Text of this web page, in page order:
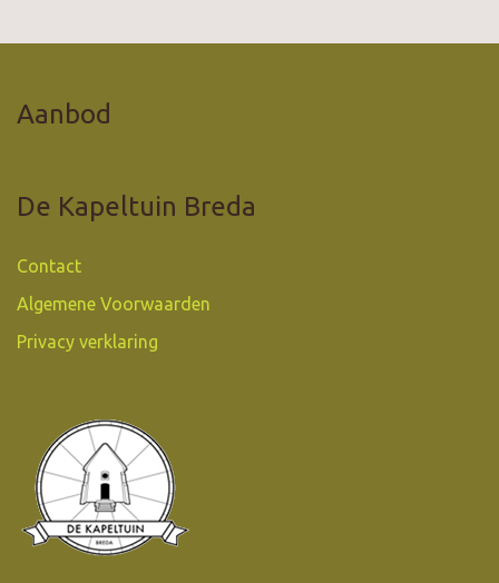
Aanbod
De Kapeltuin Breda
Contact
Algemene Voorwaarden
Privacy verklaring